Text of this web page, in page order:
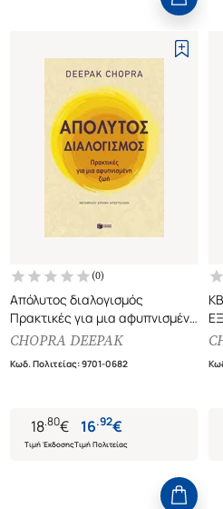
(0)
Απόλυτος διαλογισμός
Πρακτικές για μια αφυπνισμένη
ζωή
CHOPRA DEEPAK
Κωδ. Πολιτείας:9701-0682
18.80€
Τιμή Έκδοσης
16.92€
Τιμή Πολιτείας